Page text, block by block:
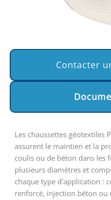
Contacter
Les chaussettes géotextiles
assurent le maintien et la
coulis ou de béton dans les
plusieurs diamètres et
chaque type d'application :
renforcé, injection béton ou